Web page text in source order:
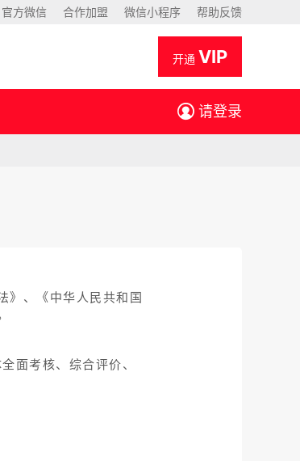
官方微信 合作加盟 微信小程序 帮助反馈
开通 VIP
请登录
》、《中华人民共和国
面考核、综合评价、